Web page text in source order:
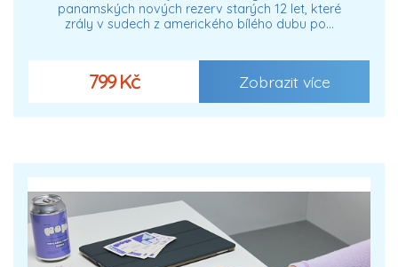
panamských nových rezerv starých 12 let, které
zrály v sudech z amerického bílého dubu po…
799 Kč Zobrazit více